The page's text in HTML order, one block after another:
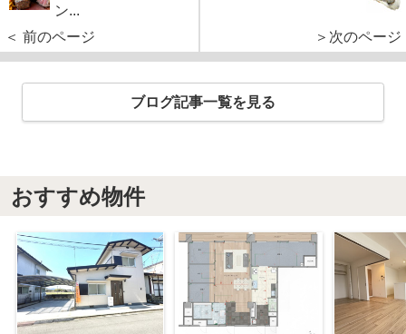
ン...
＜ 前のページ
＞次のページ
ブログ記事一覧を見る
おすすめ物件